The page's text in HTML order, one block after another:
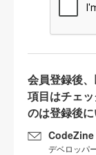
会員登録後
項目はチェ
のは登録後に
デベロッパ